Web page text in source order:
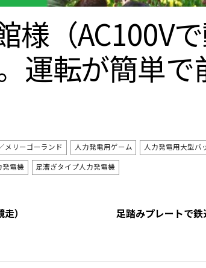
様（AC100V
運転が簡単
メリーゴーランド 人力発電用ゲーム 人力発電用大型バ
発電機 足漕ぎタイプ人力発電機
） 足踏みプレートで